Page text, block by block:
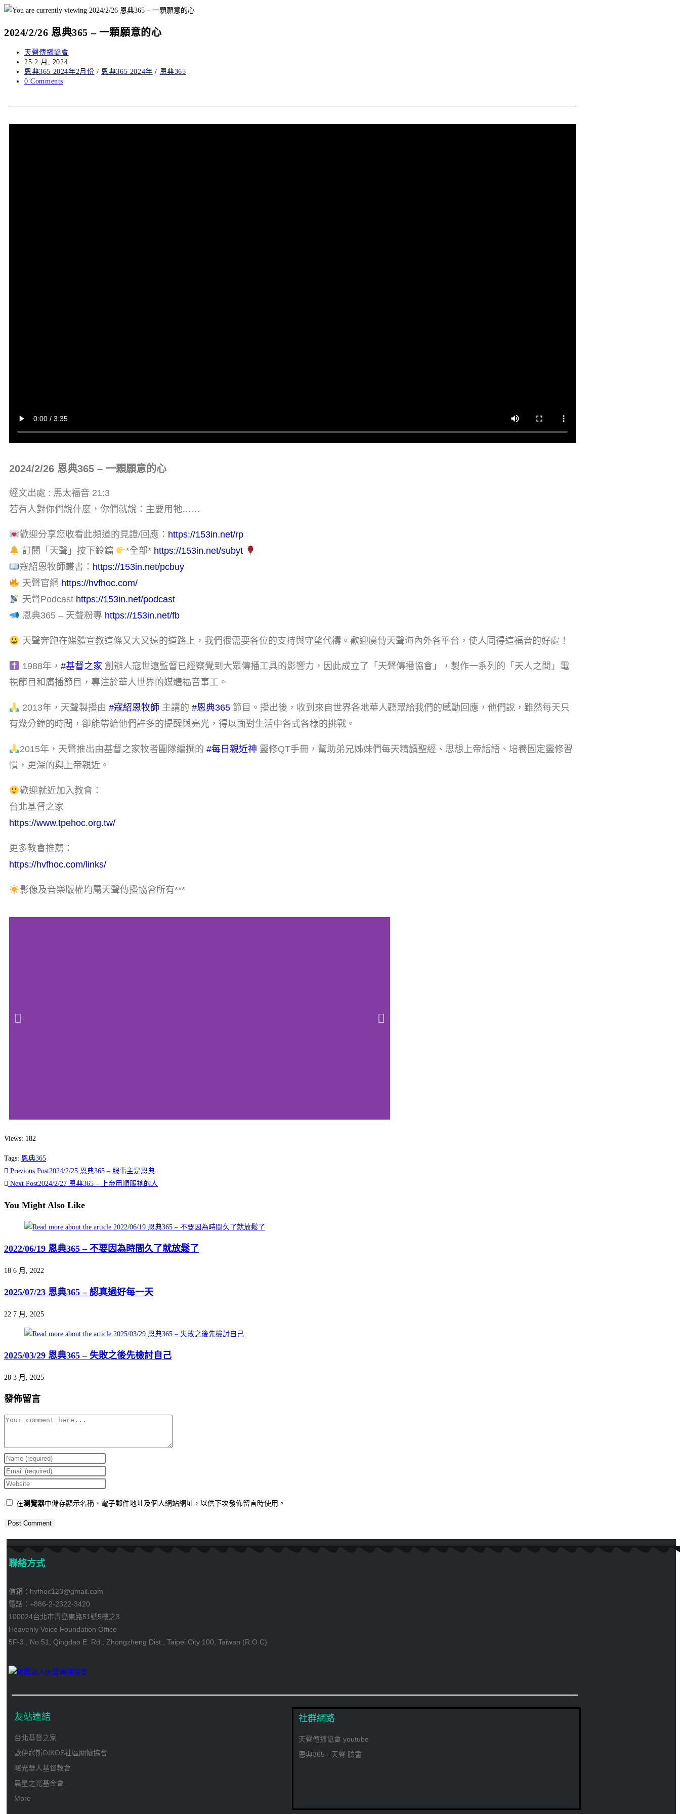
2024/2/26 恩典365 – 一顆願意的心
天聲傳播協會
25 2 月, 2024
恩典365 2024年2月份 / 恩典365 2024年 / 恩典365
0 Comments
2024/2/26 恩典365 – 一顆願意的心
經文出處 : 馬太福音 21:3
若有人對你們說什麼，你們就說：主要用牠……
歡迎分享您收看此頻道的見證/回應： https://153in.net/rp
訂閱「天聲」按下鈴鐺
*全部* https://153in.net/subyt
寇紹恩牧師叢書： https://153in.net/pcbuy
天聲官網 https://hvfhoc.com/
天聲Podcast https://153in.net/podcast
恩典365 – 天聲粉專 https://153in.net/fb
天聲奔跑在媒體宣教這條又大又遠的道路上，我們很需要各位的支持與守望代禱。歡迎廣傳天聲海內外各平台，使人同得這福音的好處！
1988年， #基督之家​ 創辦人寇世遠監督已經察覺到大眾傳播工具的影響力，因此成立了「天聲傳播協會」，製作一系列的「天人之間」電
視節目和廣播節目，專注於華人世界的媒體福音事工。
2013年，天聲製播由 #寇紹恩牧師​ 主講的 #恩典365​節目。播出後，收到來自世界各地華人聽眾給我們的感動回應，他們說，雖然每天只
有幾分鐘的時間，卻能帶給他們許多的提醒與亮光，得以面對生活中各式各樣的挑戰。
2015年，天聲推出由基督之家牧者團隊編撰的 #每日親近神​ 靈修QT手冊，幫助弟兄姊妹們每天精讀聖經、思想上帝話語、培養固定靈修習
慣，更深的與上帝親近。
歡迎就近加入教會：
台北基督之家
https://www.tpehoc.org.tw/
更多教會推薦：
https://hvfhoc.com/links/
影像及音樂版權均屬天聲傳播協會所有***
年1月份
Views: 182
Tags: 恩典365
Previous Post2024/2/25 恩典365 – 服事主是恩典
Next Post2024/2/27 恩典365 – 上帝用順服祂的人
You Might Also Like
2022/06/19 恩典365 – 不要因為時間久了就放鬆了
18 6 月, 2022
2025/07/23 恩典365 – 認真過好每一天
22 7 月, 2025
2025/03/29 恩典365 – 失敗之後先檢討自己
28 3 月, 2025
發佈留言
在瀏覽器中儲存顯示名稱、電子郵件地址及個人網站網址，以供下次發佈留言時使用。
聯絡方式
信箱：hvfhoc123@gmail.com
電話：+886-2-2322-3420
100024台北市青島東路51號5樓之3
Heavenly Voice Foundation Office
5F-3., No.51, Qingdao E. Rd., Zhongzheng Dist., Taipei City 100, Taiwan (R.O.C)
友站連結
台北基督之家
歐伊寇斯OIKOS社區關懷協會
曙光華人基督教會
晨星之光基金會
More
社群網路
天聲傳播協會 youtube
恩典365 - 天聲 臉書